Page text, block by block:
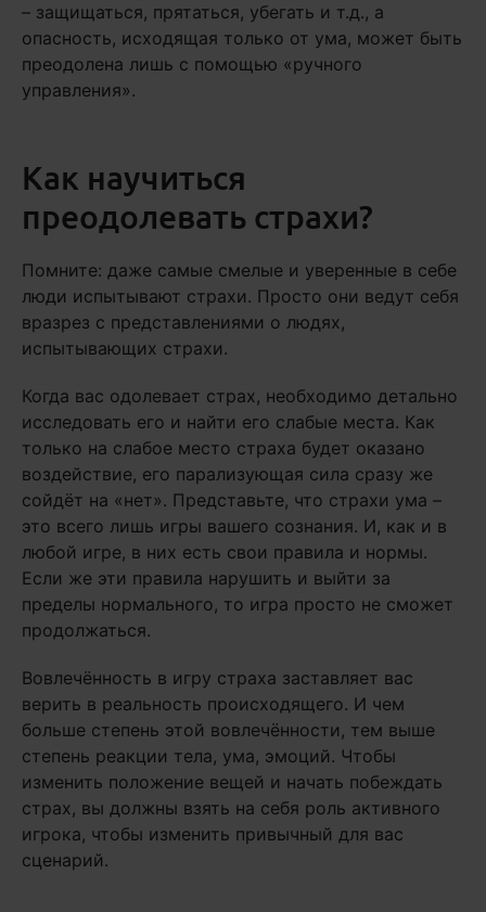
– защищаться, прятаться, убегать и т.д., а
опасность, исходящая только от ума, может быть
преодолена лишь с помощью «ручного
управления».
Как научиться
преодолевать страхи?
Помните: даже самые смелые и уверенные в себе
люди испытывают страхи. Просто они ведут себя
вразрез с представлениями о людях,
испытывающих страхи.
Когда вас одолевает страх, необходимо детально
исследовать его и найти его слабые места. Как
только на слабое место страха будет оказано
воздействие, его парализующая сила сразу же
сойдёт на «нет». Представьте, что страхи ума –
это всего лишь игры вашего сознания. И, как и в
любой игре, в них есть свои правила и нормы.
Если же эти правила нарушить и выйти за
пределы нормального, то игра просто не сможет
продолжаться.
Вовлечённость в игру страха заставляет вас
верить в реальность происходящего. И чем
больше степень этой вовлечённости, тем выше
степень реакции тела, ума, эмоций. Чтобы
изменить положение вещей и начать побеждать
страх, вы должны взять на себя роль активного
игрока, чтобы изменить привычный для вас
сценарий.